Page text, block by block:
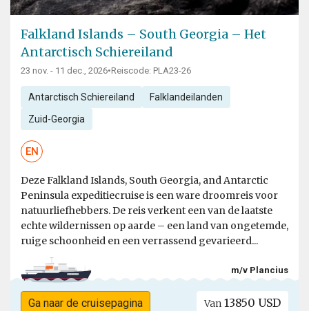
Falkland Islands – South Georgia – Het
Antarctisch Schiereiland
23 nov. - 11 dec., 2026•Reiscode: PLA23-26
Antarctisch Schiereiland Falklandeilanden
Zuid-Georgia
EN
Deze Falkland Islands, South Georgia, and Antarctic
Peninsula expeditiecruise is een ware droomreis voor
natuurliefhebbers. De reis verkent een van de laatste
echte wildernissen op aarde – een land van ongetemde,
ruige schoonheid en een verrassend gevarieerd...
m/v Plancius
Ga naar de cruisepagina Van 13850 USD